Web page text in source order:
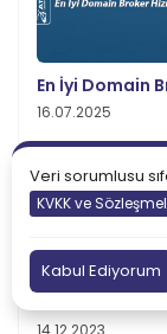
En İyi Domain
16.07.2025
14.12.2023
Veri sorumlusu
KVKK ve
Kabul Ediyorum